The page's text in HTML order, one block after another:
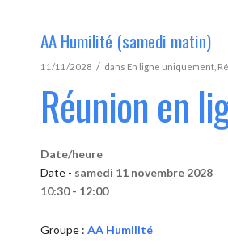
AA Humilité (samedi matin)
11/11/2028 / dans En ligne uniquement
Réunion en
Date/heure
Date - samedi 11 novembre 2028
10:30 - 12:00
Groupe : AA Humilité